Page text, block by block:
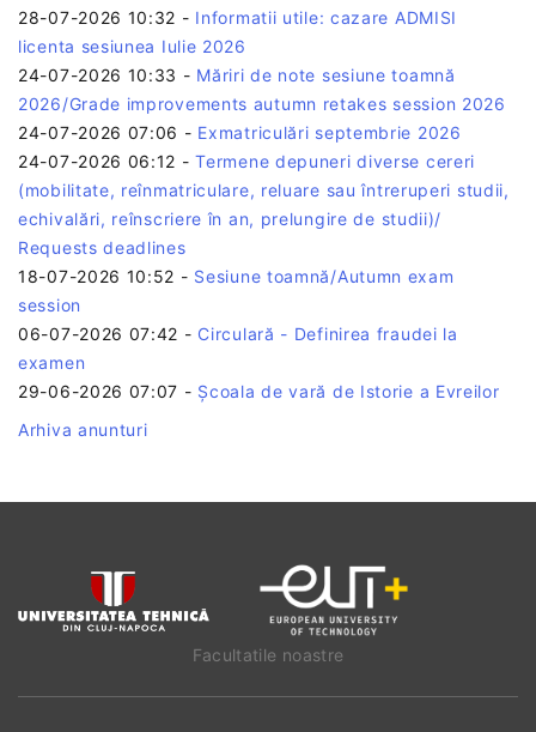
28-07-2026 10:32 - Informatii utile: cazare ADMISI
licenta sesiunea Iulie 2026
24-07-2026 10:33 - Măriri de note sesiune toamnă
2026/Grade improvements autumn retakes session 2026
24-07-2026 07:06 - Exmatriculări septembrie 2026
24-07-2026 06:12 -Termene depuneri diverse cereri
(mobilitate, reînmatriculare, reluare sau întreruperi studii,
echivalări, reînscriere în an, prelungire de studii)/
Requests deadlines
18-07-2026 10:52 - Sesiune toamnă/Autumn exam
session
06-07-2026 07:42 - Circulară - Definirea fraudei la
examen
29-06-2026 07:07 - Școala de vară de Istorie a Evreilor
Arhiva anunturi
Facultatile noastre